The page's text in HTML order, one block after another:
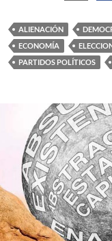
ALIENACIÓN
ECONOMÍA
PARTIDOS POLÍTICOS